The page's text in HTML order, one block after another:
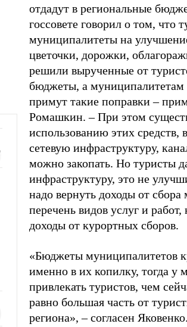
отдадут в региональные
госсовете говорил о том, что
муниципалитеты на
цветочки, дорожки,
решили вырученные от
бюджеты, а муниципалитетам
примут такие поправки –
Ромашкин. – При этом
использованию этих средств,
сетевую инфраструктуру,
можно закопать. Но туристы
инфраструктуру, это не
надо вернуть доходы от
перечень видов услуг и
доходы от курортных сборов.
«Бюджеты муниципалитетов
именно в их копилку, тогда у
привлекать туристов, чем
равно большая часть от
региона», – согласен Яковенко.